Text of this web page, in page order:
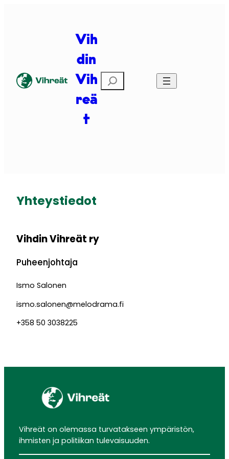
Vih
din
Vih
reä
t
t
Yhteystiedot
Vihdin Vihreät ry
Puheenjohtaja
Ismo Salonen
ismo.salonen@melodrama.fi
+358 50 3038225
Vihreät on olemassa turvatakseen ympäristön,
ihmisten ja politiikan tulevaisuuden.